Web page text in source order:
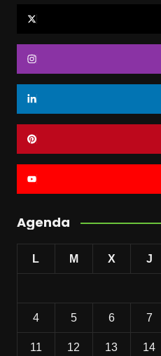
Agenda
L M X J
4 5 6 7
11 12 13 14